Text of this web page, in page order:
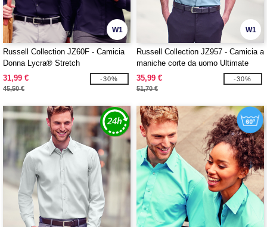
W1
Russell Collection JZ60F - Camicia
Donna Lycra® Stretch
31,99 €
45,50 €
-30%
W1
Russell Collection JZ957 - Camicia a
maniche corte da uomo Ultimate
Non-Iron
35,99 €
51,70 €
-30%